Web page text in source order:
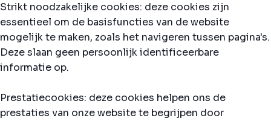
Strikt noodzakelijke cookies: deze cookies zijn
essentieel om de basisfuncties van de website
mogelijk te maken, zoals het navigeren tussen pagina's.
Deze slaan geen persoonlijk identificeerbare
informatie op.
Prestatiecookies: deze cookies helpen ons de
prestaties van onze website te begrijpen door